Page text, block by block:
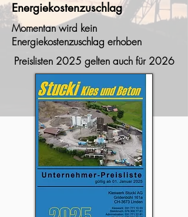
Energiekostenzuschlag
Momentan wird kein
Energiekostenzuschlag erhoben
Preislisten 2025 gelten auch für 2026